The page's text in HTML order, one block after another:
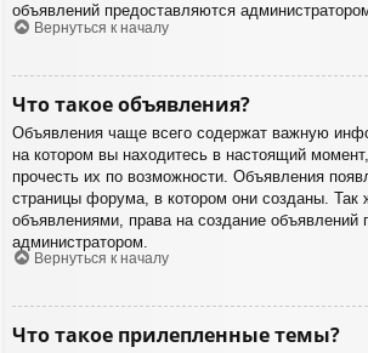
объявлений предоставляются
Вернуться к началу
Что такое объявления?
Объявления чаще всего содержат важную
на котором вы находитесь в настоящий
прочесть их по возможности. Объявления
страницы форума, в котором они созданы. Так
объявлениями, права на создание объявлений
администратором.
Вернуться к началу
Что такое прилепленные темы?